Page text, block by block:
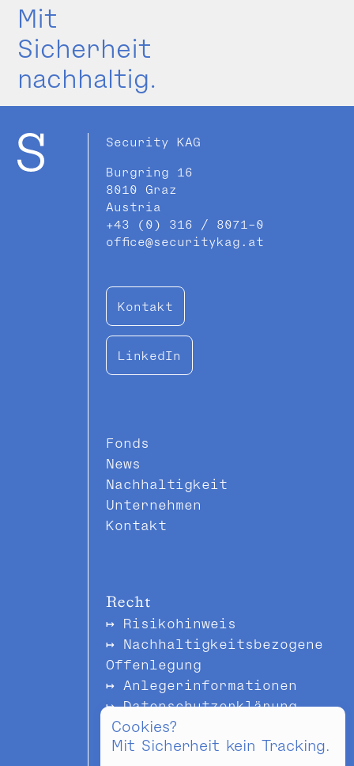
Mit
Sicherheit
nachhaltig.
Security KAG
Burgring 16
8010 Graz
Austria
+43 (0) 316 / 8071-0
office@securitykag.at
Kontakt
LinkedIn
Fonds
News
Nachhaltigkeit
Unternehmen
Kontakt
Recht
Risikohinweis
Nachhaltigkeitsbezogene
Offenlegung
Anlegerinformationen
Datenschutzerklärung
Impressum & Offenlegung
Cookies?
Mit Sicherheit kein Tracking.